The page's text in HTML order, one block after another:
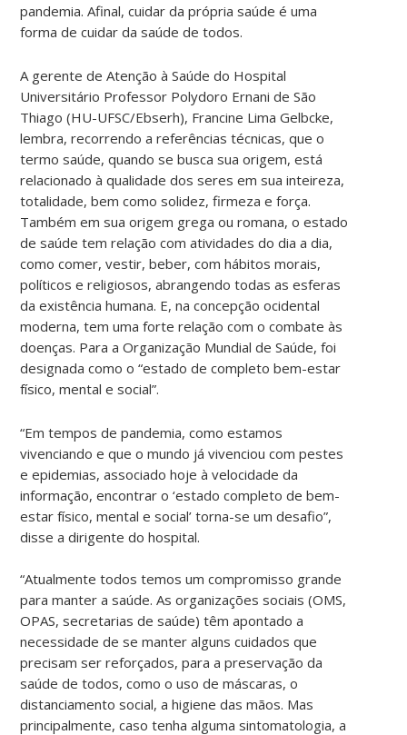
pandemia. Afinal, cuidar da própria saúde é uma
forma de cuidar da saúde de todos.
A gerente de Atenção à Saúde do Hospital
Universitário Professor Polydoro Ernani de São
Thiago (HU-UFSC/Ebserh), Francine Lima Gelbcke,
lembra, recorrendo a referências técnicas, que o
termo saúde, quando se busca sua origem, está
relacionado à qualidade dos seres em sua inteireza,
totalidade, bem como solidez, firmeza e força.
Também em sua origem grega ou romana, o estado
de saúde tem relação com atividades do dia a dia,
como comer, vestir, beber, com hábitos morais,
políticos e religiosos, abrangendo todas as esferas
da existência humana. E, na concepção ocidental
moderna, tem uma forte relação com o combate às
doenças. Para a Organização Mundial de Saúde, foi
designada como o “estado de completo bem-estar
físico, mental e social”.
“Em tempos de pandemia, como estamos
vivenciando e que o mundo já vivenciou com pestes
e epidemias, associado hoje à velocidade da
informação, encontrar o ‘estado completo de bem-
estar físico, mental e social’ torna-se um desafio”,
disse a dirigente do hospital.
“Atualmente todos temos um compromisso grande
para manter a saúde. As organizações sociais (OMS,
OPAS, secretarias de saúde) têm apontado a
necessidade de se manter alguns cuidados que
precisam ser reforçados, para a preservação da
saúde de todos, como o uso de máscaras, o
distanciamento social, a higiene das mãos. Mas
principalmente, caso tenha alguma sintomatologia, a